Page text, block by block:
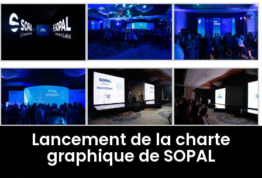
Lancement de la charte
graphique de SOPAL